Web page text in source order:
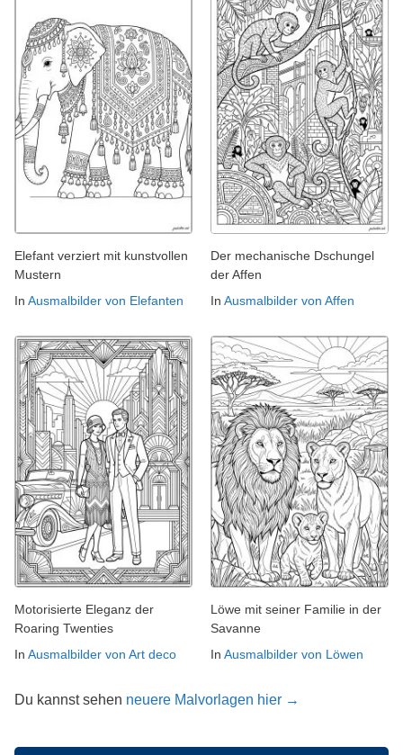
Elefant verziert mit kunstvollen
Mustern
In Ausmalbilder von Elefanten
Der mechanische Dschungel
der Affen
In Ausmalbilder von Affen
Motorisierte Eleganz der
Roaring Twenties
In Ausmalbilder von Art deco
Löwe mit seiner Familie in der
Savanne
In Ausmalbilder von Löwen
Du kannst sehen neuere Malvorlagen hier →